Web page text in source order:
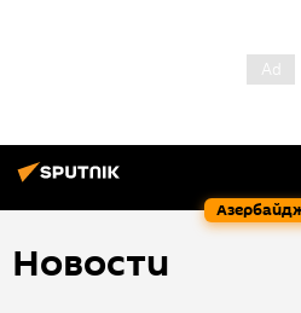
Новости